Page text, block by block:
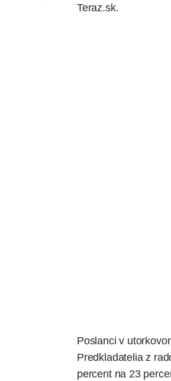
Teraz.sk.
Poslanci v
Predkladatelia z
percent na 23